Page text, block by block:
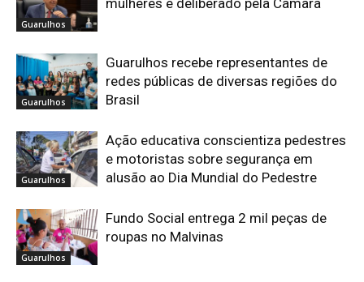
Guarulhos
mulheres é deliberado pela Câmara
Guarulhos
Guarulhos recebe representantes de
redes públicas de diversas regiões do
Brasil
Guarulhos
Ação educativa conscientiza pedestres
e motoristas sobre segurança em
alusão ao Dia Mundial do Pedestre
Guarulhos
Fundo Social entrega 2 mil peças de
roupas no Malvinas